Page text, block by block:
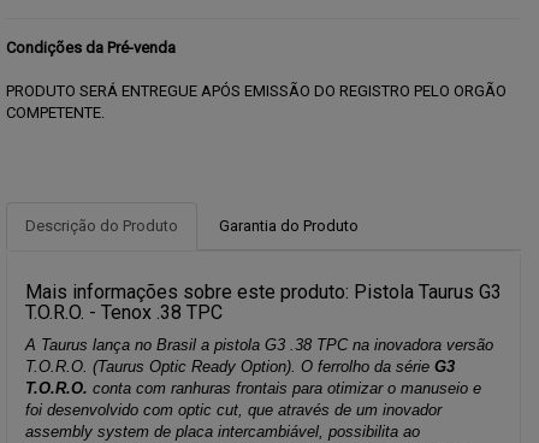
Condições da Pré-venda
PRODUTO SERÁ ENTREGUE APÓS EMISSÃO DO REGISTRO PELO ORGÃO
COMPETENTE.
Descrição do Produto Garantia do Produto
Mais informações sobre este produto: Pistola Taurus G3
T.O.R.O. - Tenox .38 TPC
A Taurus lança no Brasil a pistola G3 .38 TPC na inovadora versão
T.O.R.O. (Taurus Optic Ready Option). O ferrolho da série G3
T.O.R.O. conta com ranhuras frontais para otimizar o manuseio e
foi desenvolvido com optic cut, que através de um inovador
assembly system de placa intercambiável, possibilita ao